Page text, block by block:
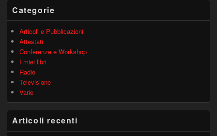
Categorie
Articoli e Pubblicazioni
Attestati
Conferenze e Workshop
I miei libri
Radio
Televisione
Varie
Articoli recenti